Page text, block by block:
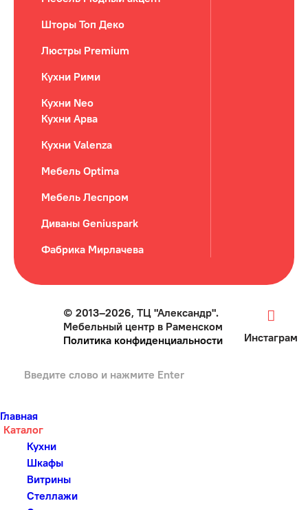
Шторы Топ Деко
Люстры Premium
Кухни Рими
Кухни Neo
Кухни Арва
Кухни Valenza
Мебель Optima
Мебель Леспром
Диваны Geniuspark
Фабрика Мирлачева
© 2013–2026, ТЦ "Александр".
Мебельный центр в Раменском
Политика конфиденциальности
Инстаграм
Главная
Каталог
Кухни
Шкафы
Витрины
Стеллажи